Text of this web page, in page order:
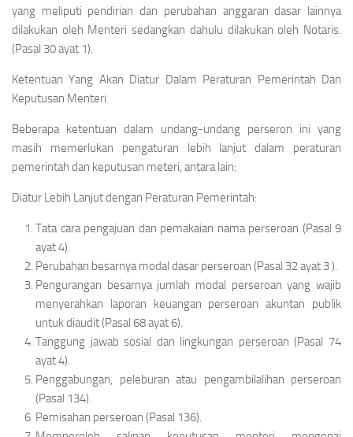
yang meliputi pendirian dan perubahan anggaran dasar lainnya
dilakukan oleh Menteri sedangkan dahulu dilakukan oleh Notaris.
(Pasal 30 ayat 1).
Ketentuan Yang Akan Diatur Dalam Peraturan Pemerintah Dan
Keputusan Menteri
Beberapa ketentuan dalam undang-undang perseron ini yang
masih memerlukan pengaturan lebih lanjut dalam peraturan
pemerintah dan keputusan meteri, antara lain:
Diatur Lebih Lanjut dengan Peraturan Pemerintah:
Tata cara pengajuan dan pemakaian nama perseroan (Pasal 9
ayat 4).
Perubahan besarnya modal dasar perseroan (Pasal 32 ayat 3 ).
Pengurangan besarnya jumlah modal perseroan yang wajib
menyerahkan laporan keuangan perseroan akuntan publik
untuk diaudit (Pasal 68 ayat 6).
Tanggung jawab sosial dan lingkungan perseroan (Pasal 74
ayat 4).
Penggabungan, peleburan atau pengambilalihan perseroan
(Pasal 134).
Pemisahan perseroan (Pasal 136).